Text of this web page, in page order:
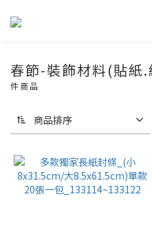
春節-裝飾材料(貼紙
件商品
商品排序